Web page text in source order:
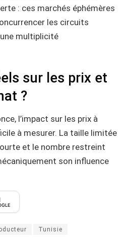
: ces marchés éphémères
les circuits
multiplicité
sur les prix et
?
l’impact sur les prix à
à mesurer. La taille limitée
et le nombre restreint
son influence
Tunisie